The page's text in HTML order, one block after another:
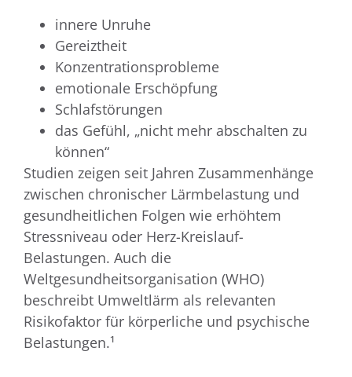
innere Unruhe
Gereiztheit
Konzentrationsprobleme
emotionale Erschöpfung
Schlafstörungen
das Gefühl, „nicht mehr abschalten zu
können“
Studien zeigen seit Jahren Zusammenhänge
zwischen chronischer Lärmbelastung und
gesundheitlichen Folgen wie erhöhtem
Stressniveau oder Herz-Kreislauf-
Belastungen. Auch die
Weltgesundheitsorganisation (WHO)
beschreibt Umweltlärm als relevanten
Risikofaktor für körperliche und psychische
Belastungen.¹